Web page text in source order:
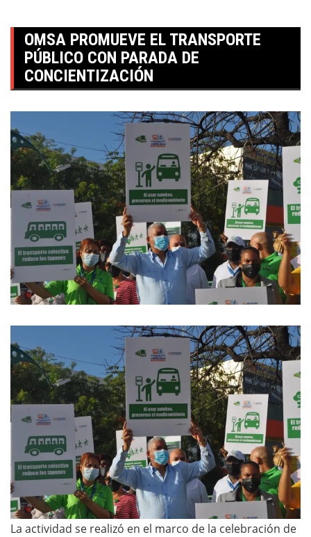
OMSA PROMUEVE EL TRANSPORTE
PÚBLICO CON PARADA DE
CONCIENTIZACIÓN
La actividad se realizó en el marco de la celebración de